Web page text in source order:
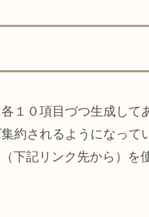
１０項目づつ生成して
約されるようになって
下記リンク先から）を